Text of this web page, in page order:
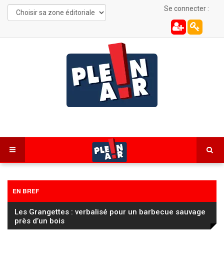
Se connecter :
EN BREF
Les Grangettes : verbalisé pour un barbecue sauvage
près d’un bois